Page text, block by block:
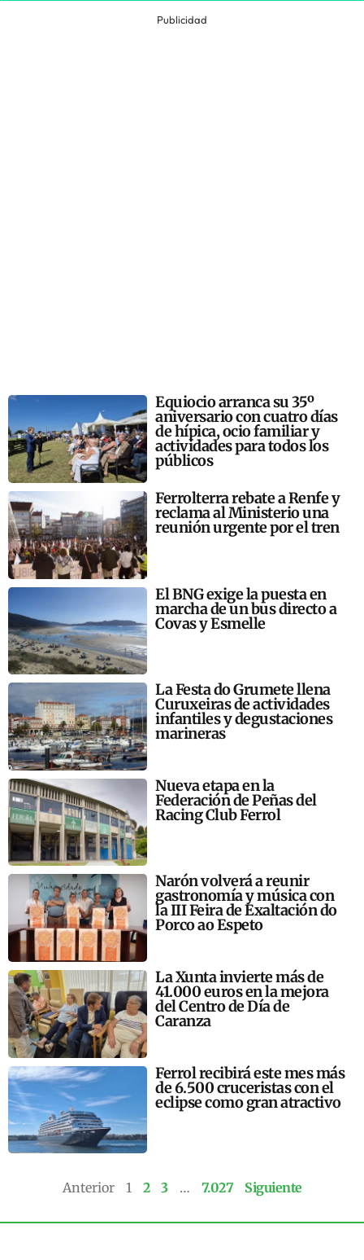
Publicidad
Equiocio arranca su 35º
aniversario con cuatro días
de hípica, ocio familiar y
actividades para todos los
públicos
Ferrolterra rebate a Renfe y
reclama al Ministerio una
reunión urgente por el tren
El BNG exige la puesta en
marcha de un bus directo a
Covas y Esmelle
La Festa do Grumete llena
Curuxeiras de actividades
infantiles y degustaciones
marineras
Nueva etapa en la
Federación de Peñas del
Racing Club Ferrol
Narón volverá a reunir
gastronomía y música con
la III Feira de Exaltación do
Porco ao Espeto
La Xunta invierte más de
41.000 euros en la mejora
del Centro de Día de
Caranza
Ferrol recibirá este mes más
de 6.500 cruceristas con el
eclipse como gran atractivo
Anterior 1 2 3 … 7.027 Siguiente